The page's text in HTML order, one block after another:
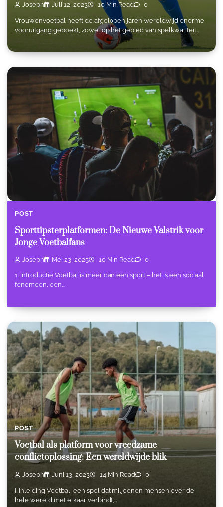
Joseph Juli 12, 2023 10 Min Read 0
Vrouwenvoetbal heeft de afgelopen jaren wereldwijd enorme
vooruitgang geboekt, zowel op het gebied van spelkwaliteit…
POST
Sporttipsterplatformen: De Nieuwe Valstrik voor
Jonge Voetbalfans
Joseph Mei 23, 2025 10 Min Read 0
1. Introductie Voetbal is meer dan een sport – het is een sociaal
fenomeen, een…
POST
Voetbal als platform voor vreedzame
conflictoplossing: Een wereldwijde blik
Joseph Juni 13, 2023 14 Min Read 0
I. Inleiding Voetbal, een spel dat miljoenen mensen over de
hele wereld met elkaar verbindt,…